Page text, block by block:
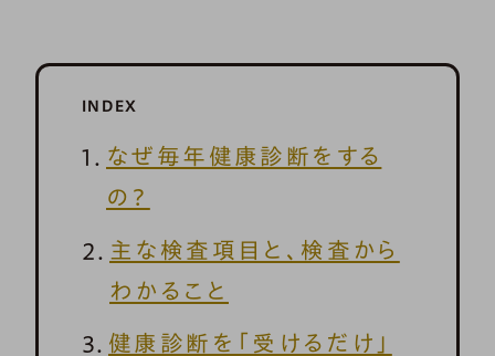
INDEX
なぜ毎年健康診断をする
の？
主な検査項目と、検査から
わかること
健康診断を「受けるだけ」